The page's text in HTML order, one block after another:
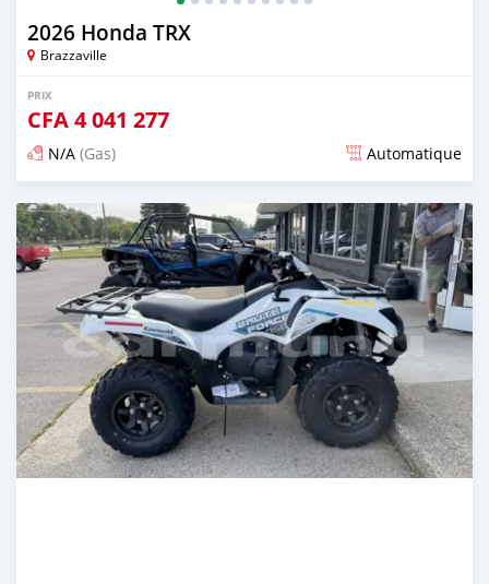
2026 Honda TRX
Brazzaville
PRIX
CFA4 041 277
N/A (Gas) Automatique
Publié il y a 12 jours